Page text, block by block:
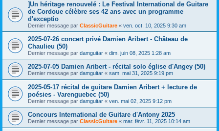
]Un héritage renouvelé : Le Festival International de Guitare
de Cordoue célèbre ses 42 ans avec un programme
d'exceptio
Dernier message par ClassicGuitare « ven. oct. 10, 2025 9:30 am
2025-07-26 concert privé Damien Aribert - Château de
Chaulieu (50)
Dernier message par damguitar « dim. juin 08, 2025 1:28 am
2025-07-05 Damien Aribert - récital solo église d'Angey (50)
Dernier message par damguitar « sam. mai 31, 2025 9:19 pm
2025-05-17 récital de guitare Damien Aribert + lecture de
poésies - Varenguebec (50)
Dernier message par damguitar « ven. mai 02, 2025 9:12 pm
Concours International de Guitare d'Antony 2025
Dernier message par ClassicGuitare « mar. févr. 11, 2025 10:14 am